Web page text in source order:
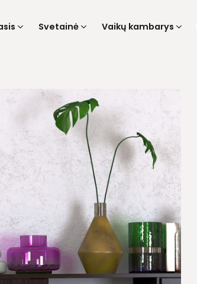
Svetainė Vaikų kambarys